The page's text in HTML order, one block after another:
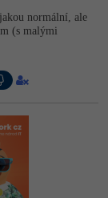
normální, ale
(s malými